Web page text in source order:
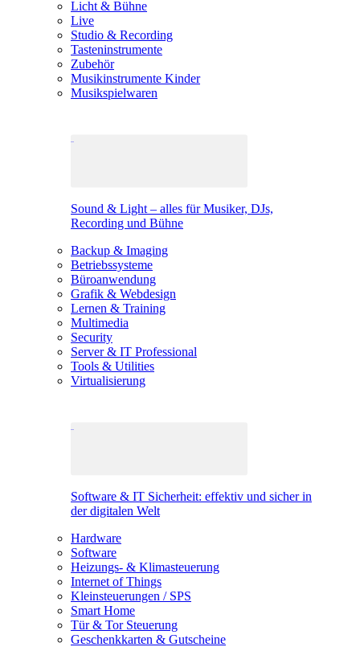
Licht & Bühne
Live
Studio & Recording
Tasteninstrumente
Zubehör
Musikinstrumente Kinder
Musikspielwaren
Sound & Light – alles für Musiker, DJs,
Recording und Bühne
Backup & Imaging
Betriebssysteme
Büroanwendung
Grafik & Webdesign
Lernen & Training
Multimedia
Security
Server & IT Professional
Tools & Utilities
Virtualisierung
Software & IT Sicherheit: effektiv und sicher in
der digitalen Welt
Hardware
Software
Heizungs- & Klimasteuerung
Internet of Things
Kleinsteuerungen / SPS
Smart Home
Tür & Tor Steuerung
Geschenkkarten & Gutscheine